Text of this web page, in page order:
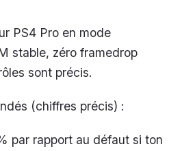
PS4 Pro en mode
stable, zéro framedrop
sont précis.
(chiffres précis) :
par rapport au défaut si ton